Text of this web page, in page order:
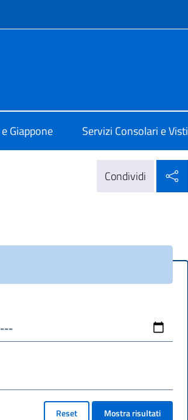
Giappone Servizi Consolari e Visti
Condividi
Reset Mostra risultati